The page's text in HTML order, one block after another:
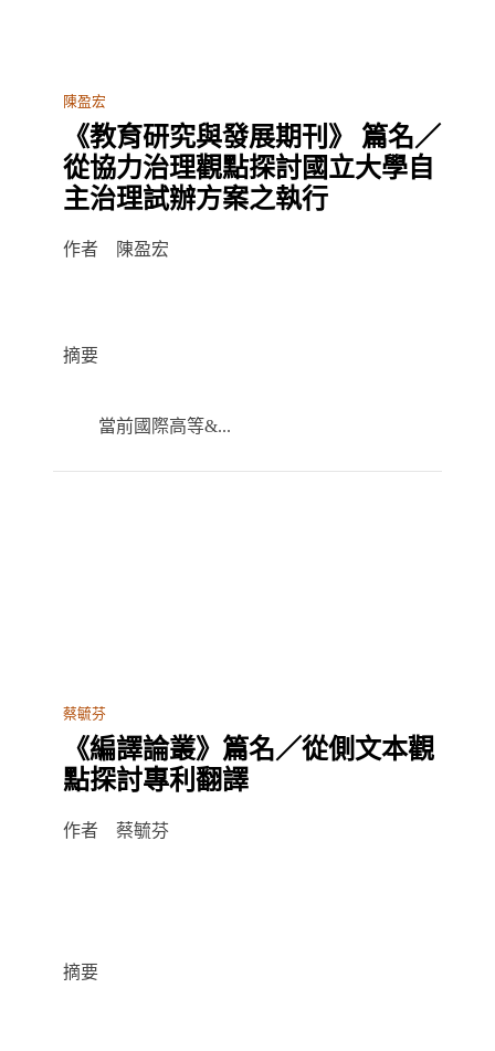
陳盈宏
《教育研究與發展期刊》 篇名／
從協力治理觀點探討國立大學自
主治理試辦方案之執行
作者 陳盈宏
摘要
當前國際高等&...
蔡毓芬
《編譯論叢》篇名／從側文本觀
點探討專利翻譯
作者 蔡毓芬
摘要